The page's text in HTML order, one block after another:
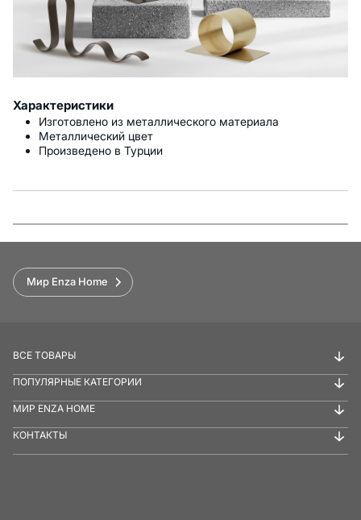
Характеристики
Изготовлено из металлического материала
Металлический цвет
Произведено в Турции
Функции
Мир Enza Home
ВСЕ ТОВАРЫ
ПОПУЛЯРНЫЕ КАТЕГОРИИ
МИР ENZA HOME
КОНТАКТЫ